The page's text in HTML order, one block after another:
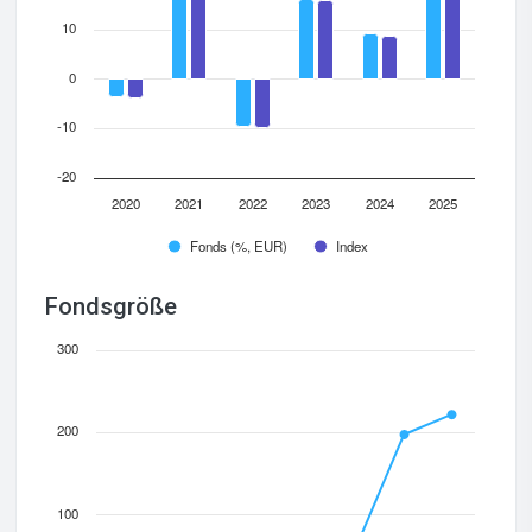
Fonds (%, EUR) Index
2020 2021 2022 2023 2024 2025
-20
-10
0
10
Fondsgröße
100
200
300